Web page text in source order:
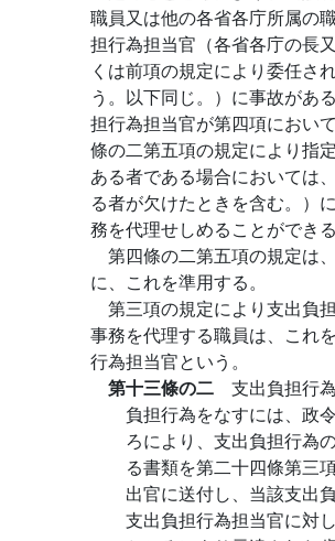
職員又は他の各省各庁所属の
担行為担当官（各省各庁の長
くは前項の規定により委任さ
う。以下同じ。）に事故があ
担行為担当官が第四項におい
條の二第五項の規定により指
ある者である場合においては
る者が欠けたときを含む。）
務を代理せしめることができる
第四條の二第五項の規定は
に、これを準用する。
第三項の規定により支出負
事務を代理する職員は、これ
行為担当官という。
第十三條の二 支出負担行
負担行為をなすには、政
ろにより、支出負担行為
る書類を第二十四條第三
出官に送付し、当該支出
支出負担行為担当官に対